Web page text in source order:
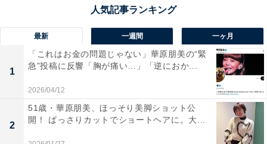
最新 一週間 一ヶ月
1
「これはお金の問題じゃない」華原朋美の“緊
急”投稿に反響「胸が痛い…」「逆におか...
2026/04/12
2
51歳・華原朋美、ほっそり美脚ショット公
開！ ばっさりカットでショートヘアに。大...